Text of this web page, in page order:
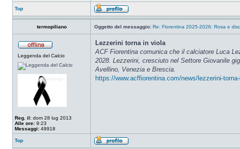
Top
termopiliano Oggetto del messaggio: Re: Fiorentina 2025-2026: Rosa e
Leggenda del Calcio
Reg. il: dom 28 lug 2013
Alle ore: 9:23
Messaggi: 49918
Lezzerini torna in viola
ACF Fiorentina comunica che il calciatore Luca
2028. Lezzerini, cresciuto nel Settore Giovanile
Avellino, Venezia e Brescia.
https://www.acffiorentina.com/news/lezzerini-
Top